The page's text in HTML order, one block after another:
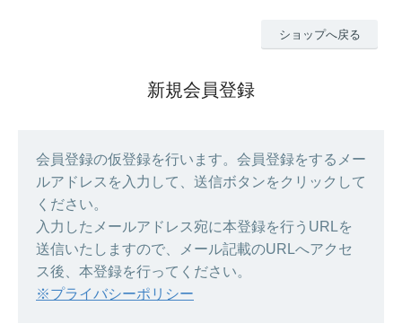
ショップへ戻る
新規会員登録
会員登録の仮登録を行います。会員登録をするメー
ルアドレスを入力して、送信ボタンをクリックして
ください。
入力したメールアドレス宛に本登録を行うURLを
送信いたしますので、メール記載のURLへアクセ
ス後、本登録を行ってください。
※プライバシーポリシー